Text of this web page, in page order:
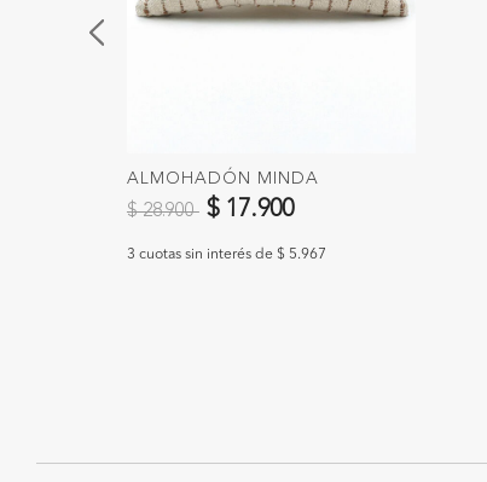
ALMOHADÓN MINDA
Precio reducido de
$ 28.900 a$ 17.900
3 cuotas sin interés de $ 5.967